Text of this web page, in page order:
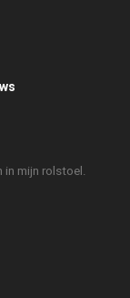
mijn rolstoel.